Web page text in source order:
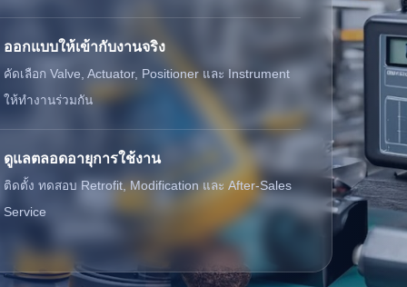
ออกแบบให้เข้ากับงานจริง
คัดเลือก Valve, Actuator, Positioner และ Instrument
ให้ทำงานร่วมกัน
ดูแลตลอดอายุการใช้งาน
ติดตั้ง ทดสอบ Retrofit, Modification และ After-Sales
Service